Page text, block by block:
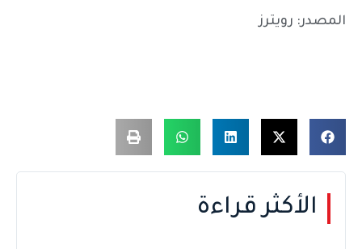
المصدر: رويترز
الأكثر قراءة